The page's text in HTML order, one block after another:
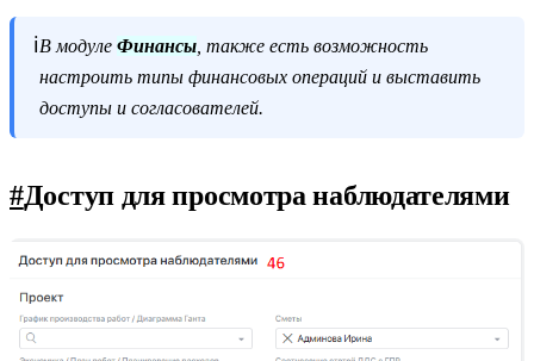
ℹ️В модуле Финансы , также есть возможность
настроить типы финансовых операций и выставить
доступы и согласователей.
#Доступ для просмотра наблюдателями